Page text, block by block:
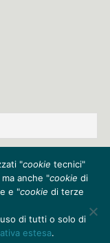
"cookie tecnici"
anche "cookie di
e "cookie di terze
di tutti o solo di
estesa.